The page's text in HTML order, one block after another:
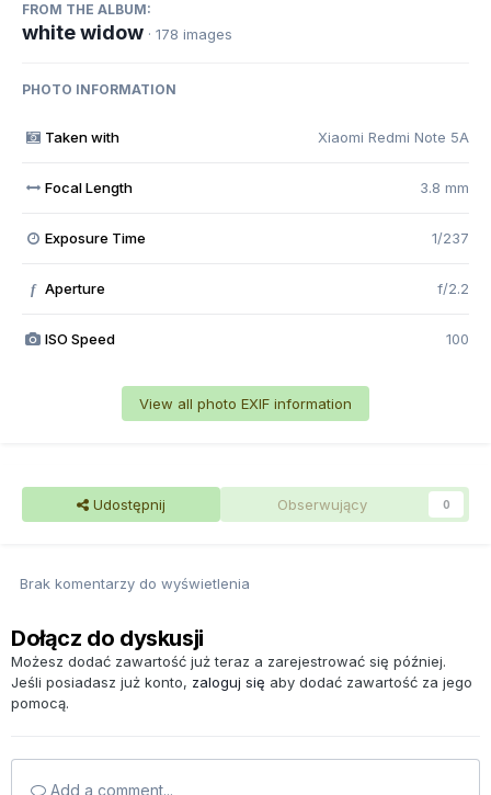
FROM THE ALBUM:
white widow · 178 images
PHOTO INFORMATION
Taken with Xiaomi Redmi Note 5A
Focal Length 3.8 mm
Exposure Time 1/237
f Aperture f/2.2
ISO Speed 100
View all photo EXIF information
Udostępnij Obserwujący 0
Brak komentarzy do wyświetlenia
Dołącz do dyskusji
Możesz dodać zawartość już teraz a zarejestrować się później.
Jeśli posiadasz już konto, zaloguj się aby dodać zawartość za jego
pomocą.
Add a comment...